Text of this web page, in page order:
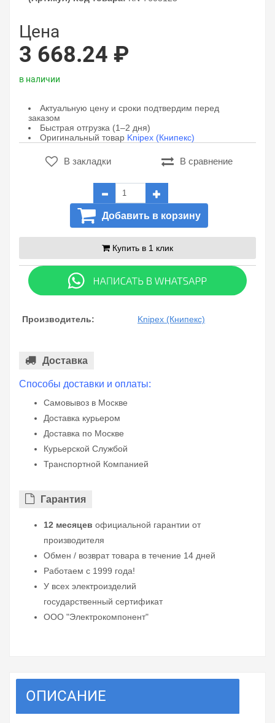
Цена
3 668.24 ₽
в наличии
Актуальную цену и сроки подтвердим перед
заказом
Быстрая отгрузка (1–2 дня)
Оригинальный товар Knipex (Книпекс)
В закладки В сравнение
Добавить в корзину
Купить в 1 клик
Производитель: Knipex (Книпекс)
Доставка
Способы доставки и оплаты:
Самовывоз в Москве
Доставка курьером
Доставка по Москве
Курьерской Службой
Транспортной Компанией
Гарантия
12 месяцев официальной гарантии от
производителя
Обмен / возврат товара в течение 14 дней
Работаем с 1999 года!
У всех электроизделий
государственный сертификат
ООО "Электрокомпонент"
ОПИСАНИЕ